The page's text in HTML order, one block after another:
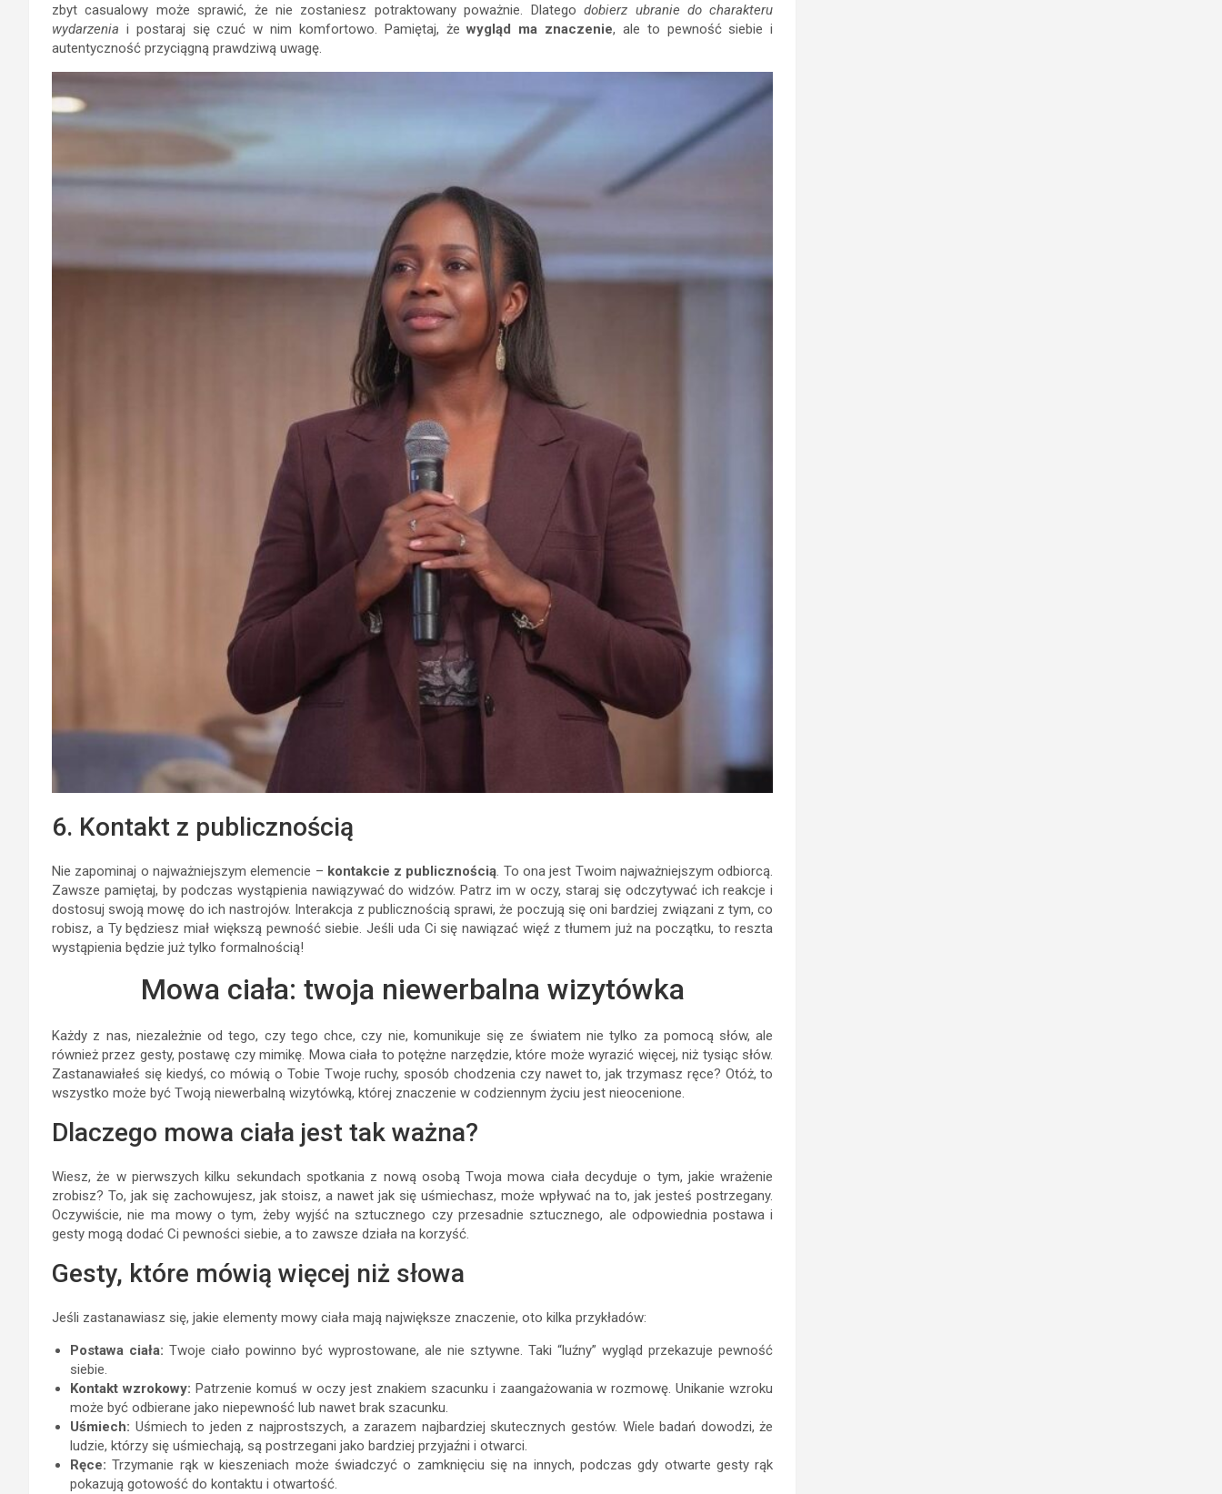
zbyt casualowy może sprawić, że nie zostaniesz potraktowany poważnie. Dlategodobierz ubranie do charakteru
wydarzenia i postaraj się czuć w nim komfortowo. Pamiętaj, żewygląd ma znaczenie, ale to pewność siebie i
autentyczność przyciągną prawdziwą uwagę.
6. Kontakt z publicznością
Nie zapominaj o najważniejszym elemencie – kontakcie z publicznością. To ona jest Twoim najważniejszym odbiorcą.
Zawsze pamiętaj, by podczas wystąpienia nawiązywać do widzów. Patrz im w oczy, staraj się odczytywać ich reakcje i
dostosuj swoją mowę do ich nastrojów. Interakcja z publicznością sprawi, że poczują się oni bardziej związani z tym, co
robisz, a Ty będziesz miał większą pewność siebie. Jeśli uda Ci się nawiązać więź z tłumem już na początku, to reszta
wystąpienia będzie już tylko formalnością!
Mowa ciała: twoja niewerbalna wizytówka
Każdy z nas, niezależnie od tego, czy tego chce, czy nie, komunikuje się ze światem nie tylko za pomocą słów, ale
również przez gesty, postawę czy mimikę. Mowa ciała to potężne narzędzie, które może wyrazić więcej, niż tysiąc słów.
Zastanawiałeś się kiedyś, co mówią o Tobie Twoje ruchy, sposób chodzenia czy nawet to, jak trzymasz ręce? Otóż, to
wszystko może być Twoją niewerbalną wizytówką, której znaczenie w codziennym życiu jest nieocenione.
Dlaczego mowa ciała jest tak ważna?
Wiesz, że w pierwszych kilku sekundach spotkania z nową osobą Twoja mowa ciała decyduje o tym, jakie wrażenie
zrobisz? To, jak się zachowujesz, jak stoisz, a nawet jak się uśmiechasz, może wpływać na to, jak jesteś postrzegany.
Oczywiście, nie ma mowy o tym, żeby wyjść na sztucznego czy przesadnie sztucznego, ale odpowiednia postawa i
gesty mogą dodać Ci pewności siebie, a to zawsze działa na korzyść.
Gesty, które mówią więcej niż słowa
Jeśli zastanawiasz się, jakie elementy mowy ciała mają największe znaczenie, oto kilka przykładów:
Postawa ciała: Twoje ciało powinno być wyprostowane, ale nie sztywne. Taki “luźny” wygląd przekazuje pewność
siebie.
Kontakt wzrokowy: Patrzenie komuś w oczy jest znakiem szacunku i zaangażowania w rozmowę. Unikanie wzroku
może być odbierane jako niepewność lub nawet brak szacunku.
Uśmiech: Uśmiech to jeden z najprostszych, a zarazem najbardziej skutecznych gestów. Wiele badań dowodzi, że
ludzie, którzy się uśmiechają, są postrzegani jako bardziej przyjaźni i otwarci.
Ręce: Trzymanie rąk w kieszeniach może świadczyć o zamknięciu się na innych, podczas gdy otwarte gesty rąk
pokazują gotowość do kontaktu i otwartość.